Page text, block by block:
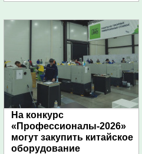
На конкурс
«Профессионалы-2026»
могут закупить китайское
оборудование